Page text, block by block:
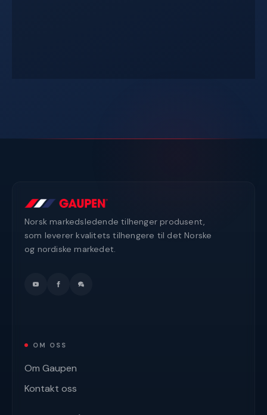
Norsk markedsledende tilhenger produsent,
som leverer kvalitets tilhengere til det Norske
og nordiske markedet.
OM OSS
Om Gaupen
Kontakt oss